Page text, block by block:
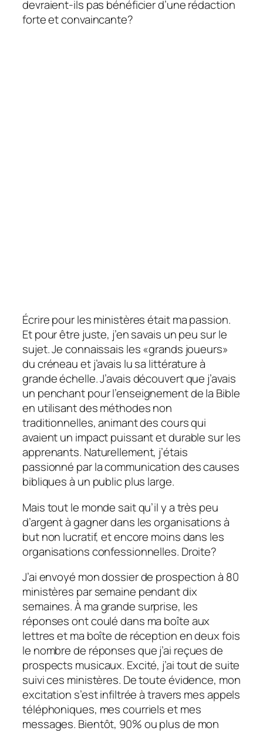
devraient-ils pas bénéficier d’une rédaction
forte et convaincante?
Écrire pour les ministères était ma passion.
Et pour être juste, j’en savais un peu sur le
sujet. Je connaissais les «grands joueurs»
du créneau et j’avais lu sa littérature à
grande échelle. J’avais découvert que j’avais
un penchant pour l’enseignement de la Bible
en utilisant des méthodes non
traditionnelles, animant des cours qui
avaient un impact puissant et durable sur les
apprenants. Naturellement, j’étais
passionné par la communication des causes
bibliques à un public plus large.
Mais tout le monde sait qu’il y a très peu
d’argent à gagner dans les organisations à
but non lucratif, et encore moins dans les
organisations confessionnelles. Droite?
J’ai envoyé mon dossier de prospection à 80
ministères par semaine pendant dix
semaines. À ma grande surprise, les
réponses ont coulé dans ma boîte aux
lettres et ma boîte de réception en deux fois
le nombre de réponses que j’ai reçues de
prospects musicaux. Excité, j’ai tout de suite
suivi ces ministères. De toute évidence, mon
excitation s’est infiltrée à travers mes appels
téléphoniques, mes courriels et mes
messages. Bientôt, 90% ou plus de mon